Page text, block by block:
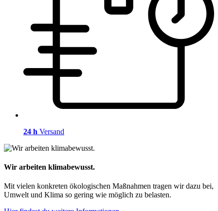
24 h Versand
Wir arbeiten klimabewusst.
Mit vielen konkreten ökologischen Maßnahmen tragen wir dazu bei,
Umwelt und Klima so gering wie möglich zu belasten.